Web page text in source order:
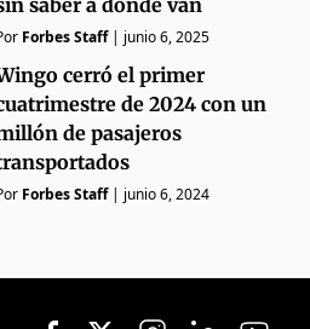
Forbes Staff| junio 6, 2025
cerró el primer
de 2024 con un
de pasajeros
Forbes Staff| junio 6, 2024